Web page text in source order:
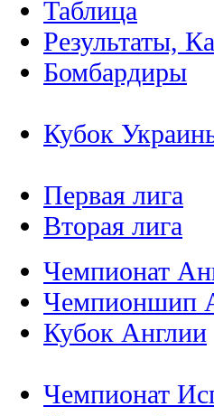
Таблица
Результаты,
Бомбардиры
Кубок
Первая лига
Вторая лига
Чемпионат
Чемпионшип
Кубок Англии
Чемпионат